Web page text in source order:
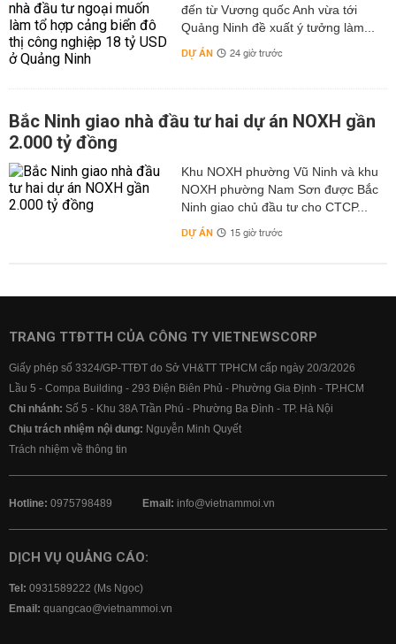
đến từ Vương quốc Anh vừa tới
Quảng Ninh đề xuất ý tưởng làm...
DỰ ÁN 24 giờ trước
Bắc Ninh giao nhà đầu tư hai dự án NOXH gần
2.000 tỷ đồng
Khu NOXH phường Vũ Ninh và khu
NOXH phường Nam Sơn được Bắc
Ninh giao chủ đầu tư cho CTCP...
DỰ ÁN 15 giờ trước
TRANG TTĐTTH CỦA CÔNG TY VIETNEWSCORP
Giấy phép số 3324/GP-TTĐT do Sở VH&TT TPHCM cấp ngày 20/3/2026
Lầu 5 - Compa Building - 293 Điện Biên Phủ - Phường Gia Định - TP.HCM
Chi nhánh: Số 5 - Khu 38A Trần Phú - Phường Ba Đình - TP. Hà Nội
Chịu trách nhiệm nội dung: Nguyễn Minh Quyết
Trách nhiệm về thông tin
Hotline: 0975798489 Email: info@vietnammoi.vn
DỊCH VỤ QUẢNG CÁO:
Tel: 0931589222 (Ms Ngọc)
Email: quangcao@vietnammoi.vn